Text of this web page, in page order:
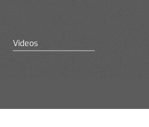
Videos